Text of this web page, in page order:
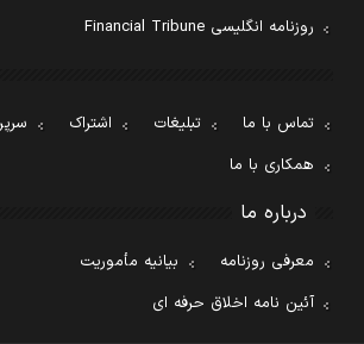
روزنامه انگلیسی Financial Tribune
تماس با ما تبلیغات اشتراک
همکاری با ما
درباره ما
معرفی روزنامه
بیانیه مأموریت
آئین نامه اخلاق حرفه ای